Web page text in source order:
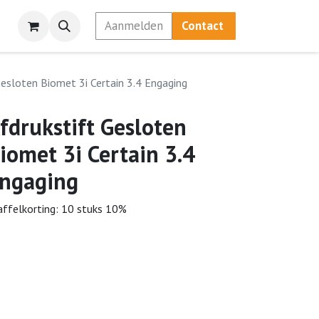
Aanmelden Contact
Biomet 3i Certain 3.4 Engaging
Gesloten
3i Certain 3.4
10 stuks 10%